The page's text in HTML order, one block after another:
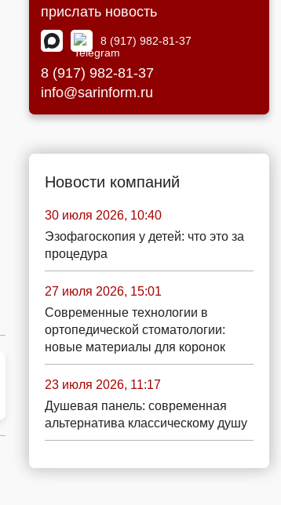
прислать новость
8 (917) 982-81-37
8 (917) 982-81-37
info@sarinform.ru
Новости компаний
30 июля 2026, 10:40
Эзофагоскопия у детей: что это за
процедура
27 июля 2026, 15:01
Современные технологии в
ортопедической стоматологии:
новые материалы для коронок
23 июля 2026, 11:17
Душевая панель: современная
альтернатива классическому душу